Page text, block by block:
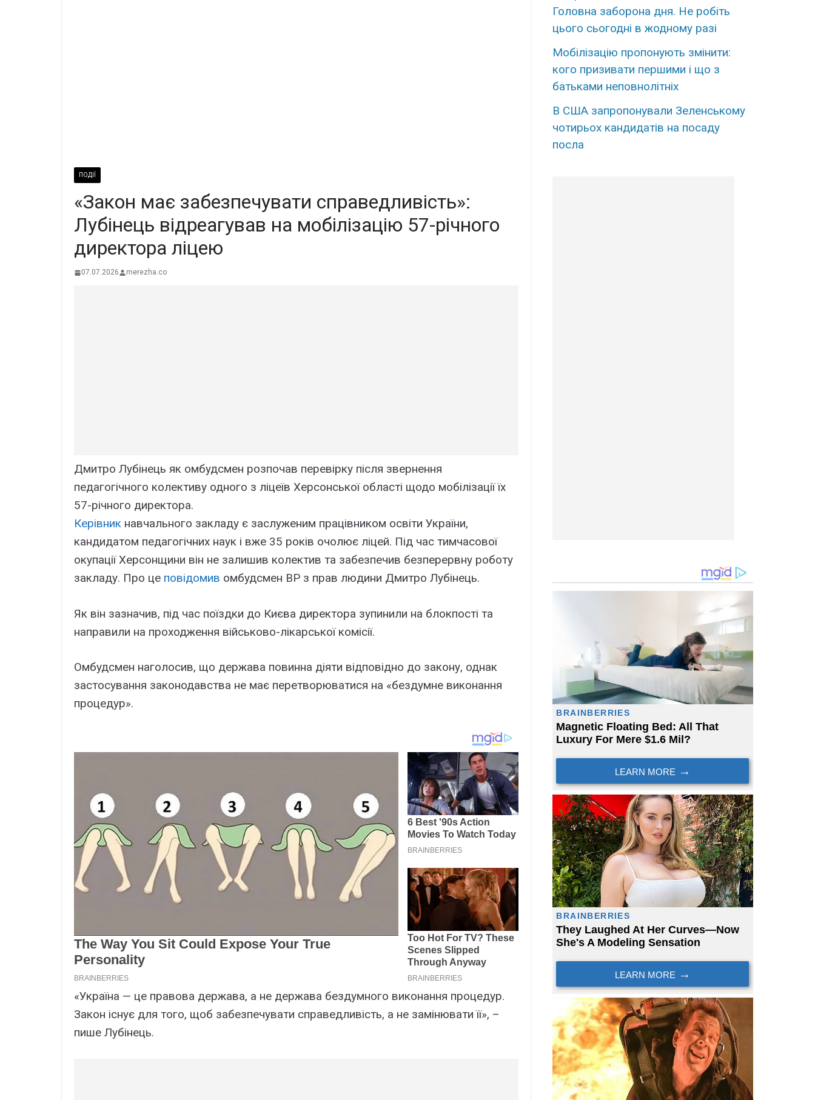
ПОДІЇ
«Закон має забезпечувати справедливість»:
Лубінець відреагував на мобілізацію 57-річного
директора ліцею
07.07.2026 merezha.co
Дмитро Лубінець як омбудсмен розпочав перевірку після звернення
педагогічного колективу одного з ліцеїв Херсонської області щодо мобілізації їх
57-річного директора.
Керівник навчального закладу є заслуженим працівником освіти України,
кандидатом педагогічних наук і вже 35 років очолює ліцей. Під час тимчасової
окупації Херсонщини він не залишив колектив та забезпечив безперервну роботу
закладу. Про це повідомив омбудсмен ВР з прав людини Дмитро Лубінець.
Як він зазначив, під час поїздки до Києва директора зупинили на блокпості та
направили на проходження військово-лікарської комісії.
Омбудсмен наголосив, що держава повинна діяти відповідно до закону, однак
застосування законодавства не має перетворюватися на «бездумне виконання
процедур».
«Україна — це правова держава, а не держава бездумного виконання процедур.
Закон існує для того, щоб забезпечувати справедливість, а не замінювати її», –
пише Лубінець.
Головна заборона дня. Не робіть
цього сьогодні в жодному разі
Мобілізацію пропонують змінити:
кого призивати першими і що з
батьками неповнолітніх
В США запропонували Зеленському
чотирьох кандидатів на посаду
посла